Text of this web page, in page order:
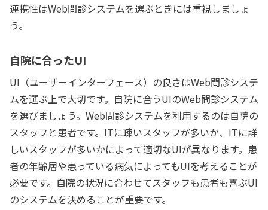
連携性はWeb問診システムを選ぶときには重視しましょ
う。
自院に合ったUI
UI（ユーザーインターフェース）の良さはWeb問診システ
ムを選ぶ上で大切です。自院に合うUIのWeb問診システム
を選びましょう。Web問診システムを利用するのは自院の
スタッフと患者です。ITに疎いスタッフが多いか、ITに詳
しいスタッフが多いかによって適切なUIが異なります。患
者の年齢層や患っている病気によってもUIを考えることが
必要です。自院の状況に合わせてスタッフも患者も喜ぶUI
のシステムを決めることが重要です。